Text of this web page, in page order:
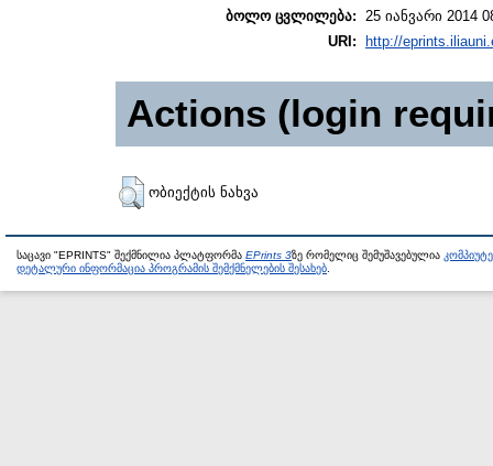
ბოლო ცვლილება:
25 იანვარი 2014
URI:
http://
Actions (login
ობიექტის ნახვა
საცავი "EPRINTS" შექმნილია პლატფორმა EPrints 3ზე რომელიც შემუშავებულია
დეტალური ინფორმაცია პროგრამის შემქმნელების შესახებ